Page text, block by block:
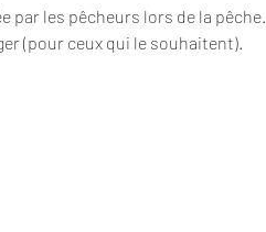
par les pêcheurs lors de la pêche.
(pour ceux qui le souhaitent).